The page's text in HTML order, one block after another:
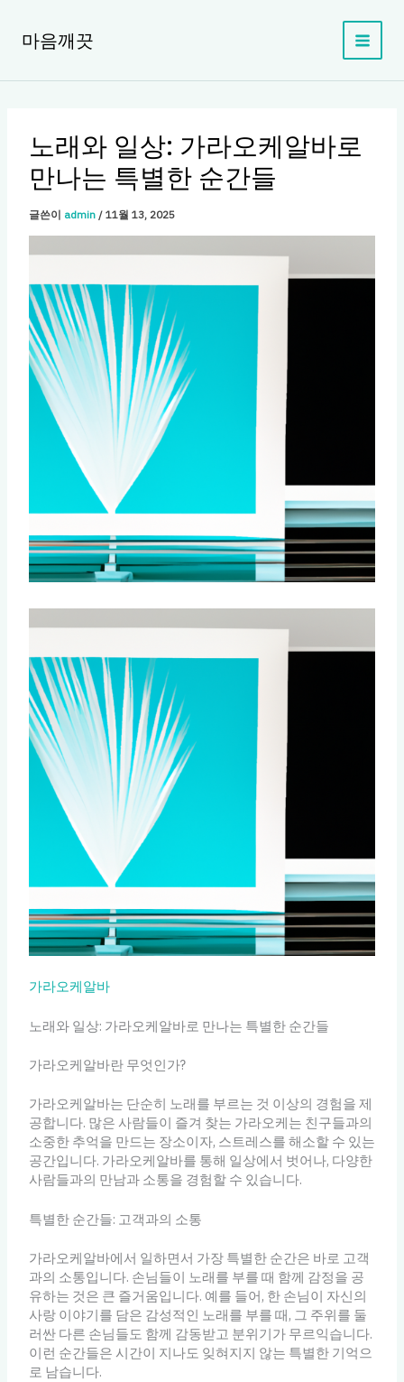
건
마음깨끗
노래와 일상: 가라오케알바로
만나는 특별한 순간들
글쓴이 admin / 11월 13, 2025
가라오케알바
노래와 일상: 가라오케알바로 만나는 특별한 순간들
가라오케알바란 무엇인가?
가라오케알바는 단순히 노래를 부르는 것 이상의 경험을 제
공합니다. 많은 사람들이 즐겨 찾는 가라오케는 친구들과의
소중한 추억을 만드는 장소이자, 스트레스를 해소할 수 있는
공간입니다. 가라오케알바를 통해 일상에서 벗어나, 다양한
사람들과의 만남과 소통을 경험할 수 있습니다.
특별한 순간들: 고객과의 소통
가라오케알바에서 일하면서 가장 특별한 순간은 바로 고객
과의 소통입니다. 손님들이 노래를 부를 때 함께 감정을 공
유하는 것은 큰 즐거움입니다. 예를 들어, 한 손님이 자신의
사랑 이야기를 담은 감성적인 노래를 부를 때, 그 주위를 둘
러싼 다른 손님들도 함께 감동받고 분위기가 무르익습니다.
이런 순간들은 시간이 지나도 잊혀지지 않는 특별한 기억으
로 남습니다.